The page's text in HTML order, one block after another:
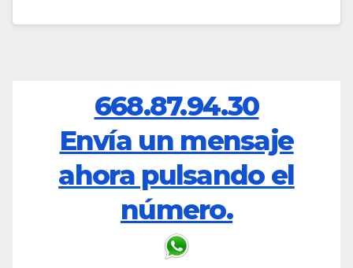
668.87.94.30
Envía un mensaje
ahora pulsando el
número.